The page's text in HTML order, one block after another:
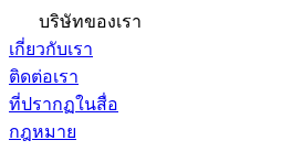
บริษัทของเรา
เกี่ยวกับเรา
ติดต่อเรา
ที่ปรากฏในสื่อ
กฎหมาย